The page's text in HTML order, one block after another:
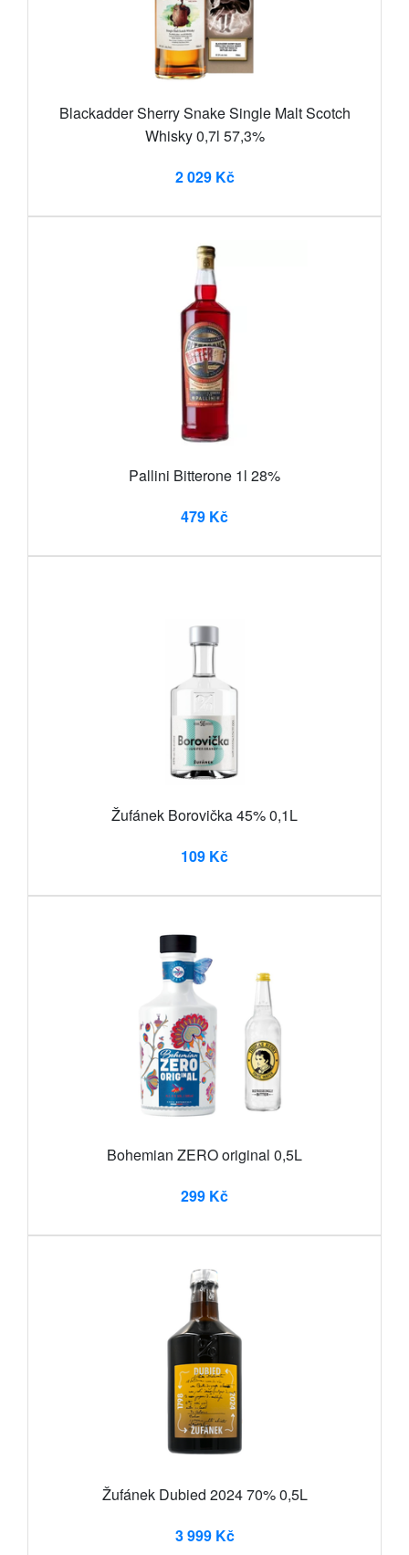
Blackadder Sherry Snake Single Malt Scotch
Whisky 0,7l 57,3%
2 029 Kč
Pallini Bitterone 1l 28%
479 Kč
Žufánek Borovička 45% 0,1L
109 Kč
Bohemian ZERO original 0,5L
299 Kč
Žufánek Dubied 2024 70% 0,5L
3 999 Kč